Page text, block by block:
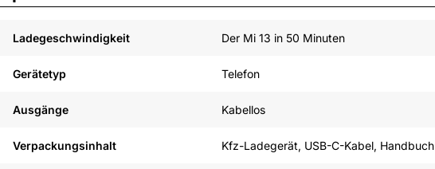
Ladegeschwindigkeit Der Mi 13 in 50 Minuten
Gerätetyp Telefon
Ausgänge Kabellos
Verpackungsinhalt Kfz-Ladegerät, USB-C-Kabel, Handbuch